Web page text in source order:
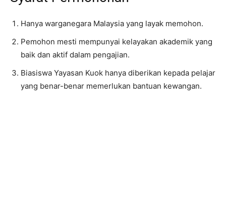
Hanya warganegara Malaysia yang layak memohon.
Pemohon mesti mempunyai kelayakan akademik yang
baik dan aktif dalam pengajian.
Biasiswa Yayasan Kuok hanya diberikan kepada pelajar
yang benar-benar memerlukan bantuan kewangan.